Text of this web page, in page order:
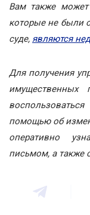
Вам также может
которые не были
суде, являются
Для получения
имущественных
воспользоваться
помощью об
оперативно
письмом, а также